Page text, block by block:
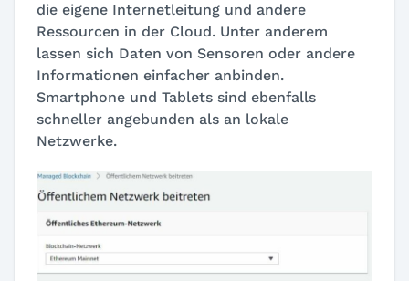
die eigene Internetleitung und andere
Ressourcen in der Cloud. Unter anderem
lassen sich Daten von Sensoren oder andere
Informationen einfacher anbinden.
Smartphone und Tablets sind ebenfalls
schneller angebunden als an lokale
Netzwerke.